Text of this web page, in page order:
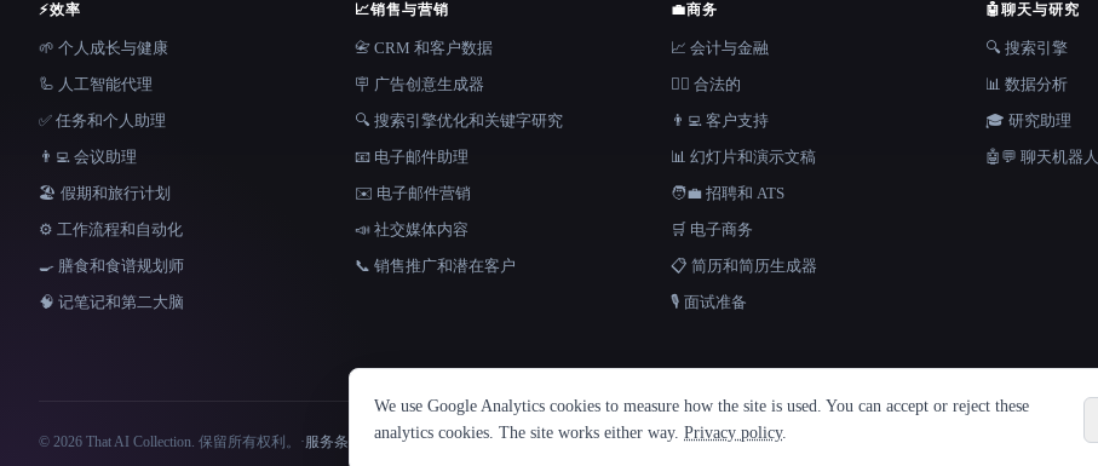
⚡效率
🌱 个人成长与健康
🦾 人工智能代理
✅ 任务和个人助理
👨‍💻 会议助理
🏖 假期和旅行计划
⚙️ 工作流程和自动化
🍳 膳食和食谱规划师
🧠 记笔记和第二大脑
📈销售与营销
📇 CRM 和客户数据
🪧 广告创意生成器
🔍 搜索引擎优化和关键字研究
📧 电子邮件助理
✉️ 电子邮件营销
📣 社交媒体内容
📞 销售推广和潜在客户
💼商务
📈 会计与金融
👩‍⚖️ 合法的
👨‍💻 客户支持
📊 幻灯片和演示文稿
🧑‍💼 招聘和 ATS
🛒 电子商务
📋 简历和简历生成器
🎙️ 面试准备
🤖聊天与研究
🔍 搜索引擎
📊 数据分析
🎓 研究助理
🤖💬 聊天机器人
© 2026 That AI Collection. 保留所有权利。 ·服务条款 隐私政策· ·Built with Metatron ★
We use Google Analytics cookies to measure how the site is used. You can accept or reject these
analytics cookies. The site works either way. Privacy policy.